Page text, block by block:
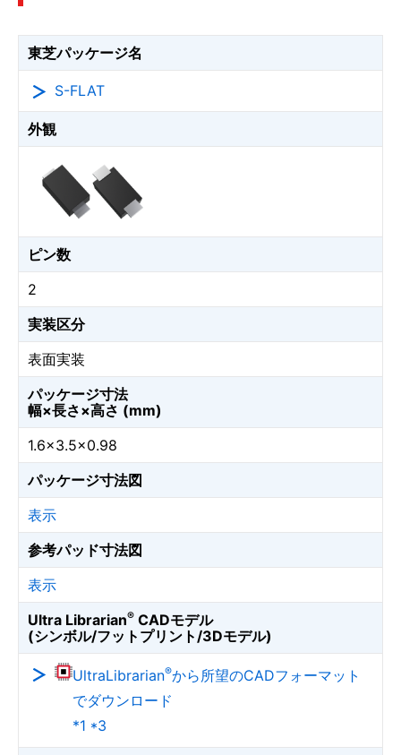
東芝パッケージ名
S-FLAT
外観
ピン数
2
実装区分
表面実装
パッケージ寸法
幅×長さ×高さ (mm)
1.6×3.5×0.98
パッケージ寸法図
表示
参考パッド寸法図
表示
Ultra Librarian® CADモデル
(シンボル/フットプリント/3Dモデル)
UltraLibrarian®から所望のCADフォーマット
でダウンロード
*1 *3